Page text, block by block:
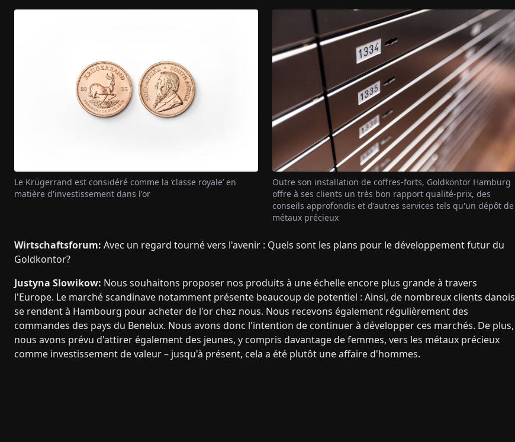
Le Krügerrand est considéré comme la ‘classe royale’ en
matière d'investissement dans l'or
Outre son installation de coffres-forts, Goldkontor Hamburg
offre à ses clients un très bon rapport qualité-prix, des
conseils approfondis et d'autres services tels qu'un dépôt de
métaux précieux
Wirtschaftsforum: Avec un regard tourné vers l'avenir : Quels sont les plans pour le développement futur du
Goldkontor?
Justyna Slowikow: Nous souhaitons proposer nos produits à une échelle encore plus grande à travers
l'Europe. Le marché scandinave notamment présente beaucoup de potentiel : Ainsi, de nombreux clients danois
se rendent à Hambourg pour acheter de l'or chez nous. Nous recevons également régulièrement des
commandes des pays du Benelux. Nous avons donc l'intention de continuer à développer ces marchés. De plus,
nous avons prévu d'attirer également des jeunes, y compris davantage de femmes, vers les métaux précieux
comme investissement de valeur – jusqu'à présent, cela a été plutôt une affaire d'hommes.